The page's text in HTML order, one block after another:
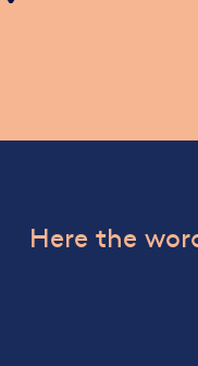
Here the